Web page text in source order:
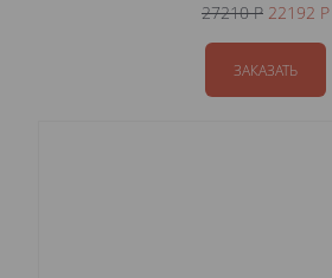
27210 P 22192 P
ЗАКАЗАТЬ